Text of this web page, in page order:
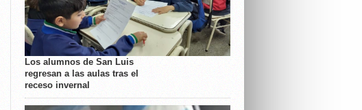
Los alumnos de San Luis
regresan a las aulas tras el
receso invernal